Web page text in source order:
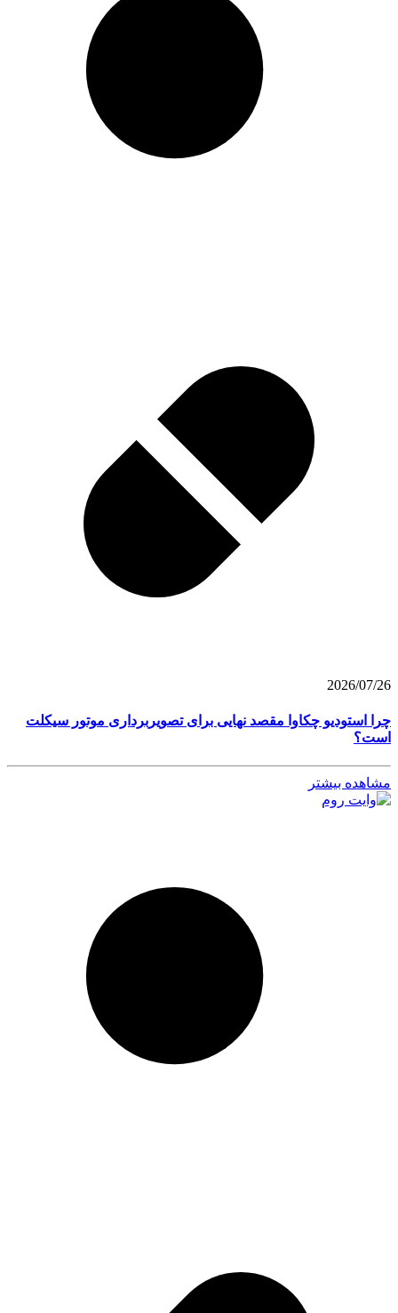
2026/07/26
چرا استودیو چکاوا مقصد نهایی برای تصویربرداری موتور سیکلت
است؟
مشاهده بیشتر